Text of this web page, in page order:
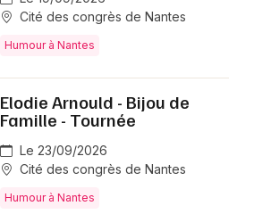
Cité des congrès de Nantes
Humour à Nantes
Elodie Arnould - Bijou de
Famille - Tournée
Le 23/09/2026
Cité des congrès de Nantes
Humour à Nantes